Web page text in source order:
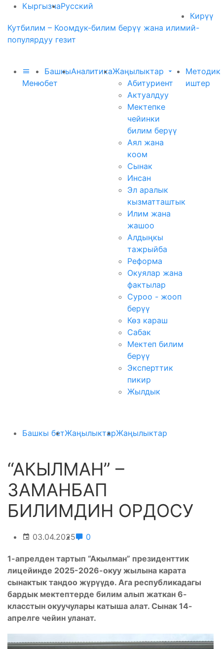
КыргызчаРусский
Кирүү
Кутбилим – Коомдук-билим берүү жана илимий-
популярдуу гезит
Меню
Башкы
бет
АналитикаЖаңылыктар
Абитуриент
Актуалдуу
Мектепке
чейинки
билим берүү
Аял жана
коом
Сынак
Инсан
Эл аралык
кызматташтык
Илим жана
жашоо
Алдыңкы
тажрыйба
Реформа
Окуялар жана
фактылар
Суроо - жооп
берүү
Көз караш
Сабак
Мектеп билим
берүү
Эксперттик
пикир
Жылдык
иштер
Башкы бетЖаңылыктарЖаңылыктар
“АКЫЛМАН” –
ЗАМАНБАП
БИЛИМДИН ОРДОСУ
03.04.2025 0
1-апрелден тартып “Акылман” президенттик
лицейинде 2025-2026-окуу жылына карата
сынактык тандоо жүрүүдө. Ага республикадагы
бардык мектептерде билим алып жаткан 6-
класстын окуучулары катыша алат. Сынак 14-
апрелге чейин уланат.